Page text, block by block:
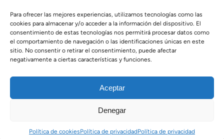
Para ofrecer las mejores experiencias, utilizamos tecnologías como las
cookies para almacenar y/o acceder a la información del dispositivo. El
consentimiento de estas tecnologías nos permitirá procesar datos como
el comportamiento de navegación o las identificaciones únicas en este
sitio. No consentir o retirar el consentimiento, puede afectar
negativamente a ciertas características y funciones.
Aceptar
Denegar
Política de cookiesPolítica de privacidadPolítica de privacidad
Search
Search
https://www.facebook.com/profile.php?id=100063675845307
Instagram